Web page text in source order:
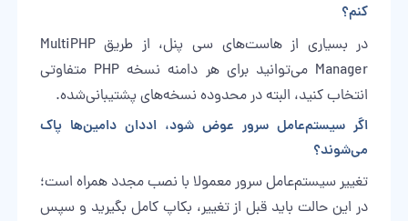
کنم؟
در بسیاری از هاست‌های سی پنل، از طریق MultiPHP
Manager می‌توانید برای هر دامنه نسخه PHP متفاوتی
انتخاب کنید، البته در محدوده نسخه‌های پشتیبانی‌شده.
اگر سیستم‌عامل سرور عوض شود، اددان دامین‌ها پاک
می‌شوند؟
تغییر سیستم‌عامل سرور معمولا با نصب مجدد همراه است؛
در این حالت باید قبل از تغییر، بکاپ کامل بگیرید و سپس